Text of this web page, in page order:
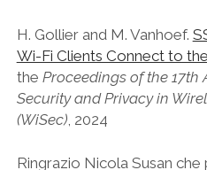
H. Gollier and M. Vanhoef.
Wi-Fi Clients Connect to
the Proceedings of the 17th
Security and Privacy in
(WiSec), 2024
Ringrazio Nicola Susan